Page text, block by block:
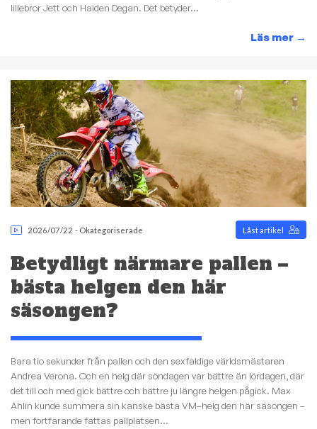
lillebror Jett och Haiden Degan. Det betyder...
Läs mer →
2026/07/22 - Okategoriserade Låst artikel
Betydligt närmare pallen –
bästa helgen den här
säsongen?
Bara tio sekunder från pallen och den sexfaldige världsmästaren
Andrea Verona. Och en helg där söndagen var bättre än lördagen, där
det till och med gick bättre och bättre ju längre helgen pågick. Max
Ahlin kunde summera sin kanske bästa VM–helg den här säsongen –
men fortfarande fattas pallplatsen...